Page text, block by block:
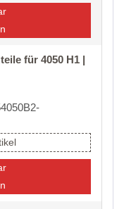
für 4050 H1 |